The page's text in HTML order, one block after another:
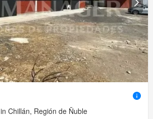
in Chillán, Región de Ñuble